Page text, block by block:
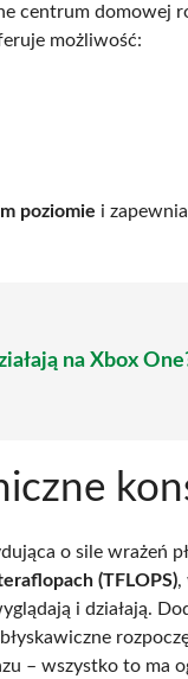
centrum domowej
możliwość:
poziomie i
na Xbox
o sile wrażeń
(TFLOPS),
i działają.
– wszystko to ma